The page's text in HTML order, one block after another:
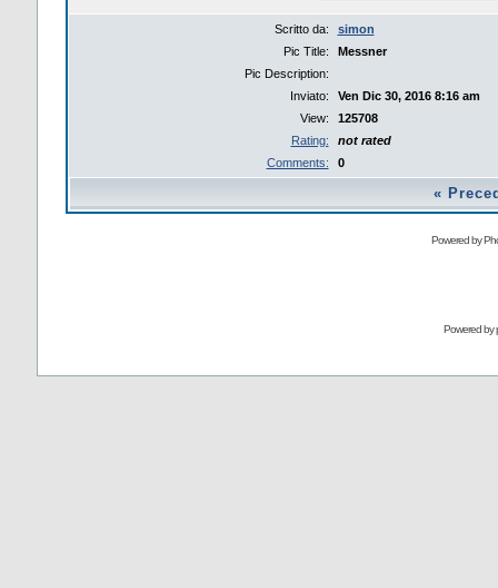
Scritto da:
simon
Pic Title:
Messner
Pic Description:
Inviato:
Ven Dic 30, 2016 8:16 am
View:
125708
Rating:
not rated
Comments:
0
«
Powered by
Powered by